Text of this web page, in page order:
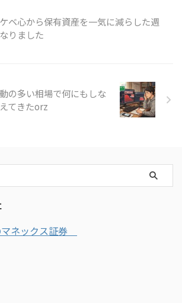
ベ心から保有資産を一気に減らした週
りました
の多い相場で何にもしな
てきたorz
ネックス証券